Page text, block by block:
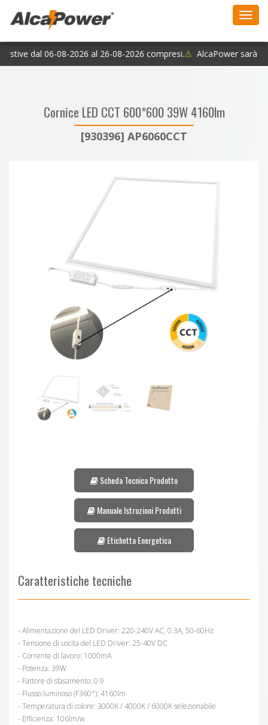
dal 06-08-2026 al 26-08-2026 compresi.⚠AlcaPower sarà
Cornice LED CCT 600*600 39W 4160lm
[930396] AP6060CCT
Scheda Tecnica Prodotto
Manuale Istruzioni Prodotti
Etichetta Energetica
Caratteristiche tecniche
- Alimentazione del LED Driver: 220-240V AC, 0.3A, 50-60Hz
- Tensione di uscita del LED Driver: 25-40V DC
- Corrente di lavoro: 1000mA
- Potenza: 39W
- Fattore di sfasamento: 0.9
- Flusso luminoso (F360°): 4160lm
- Temperatura di colore: 3000K / 4000K / 6000K selezionabile
- Efficienza: 106lm/w